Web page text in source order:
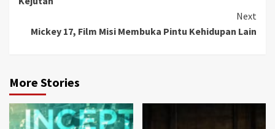
Next
Mickey 17, Film Misi Membuka Pintu Kehidupan Lain
More Stories